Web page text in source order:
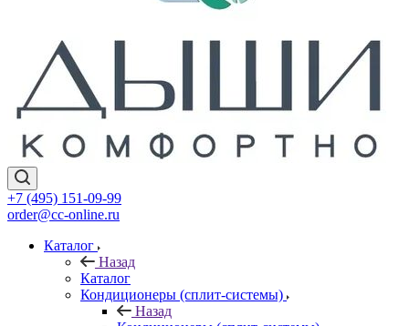
+7 (495) 151-09-99
order@cc-online.ru
Каталог
Назад
Каталог
Кондиционеры (сплит-системы)
Назад